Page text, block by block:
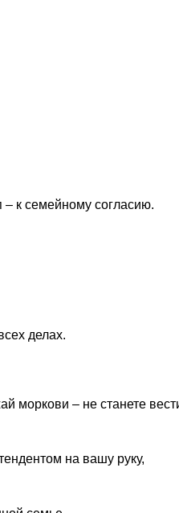
– к семейному согласию.
делах.
моркови – не станете
на вашу руку,